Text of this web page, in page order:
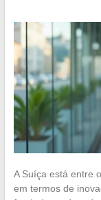
A Suíça está entre
em termos de